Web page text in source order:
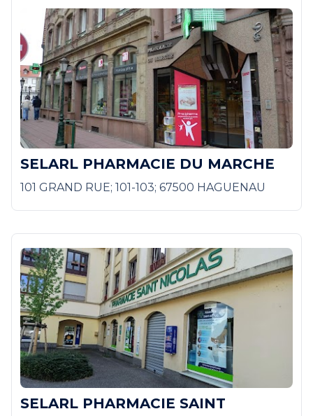
SELARL PHARMACIE DU MARCHE
101 GRAND RUE; 101-103; 67500 HAGUENAU
SELARL PHARMACIE SAINT